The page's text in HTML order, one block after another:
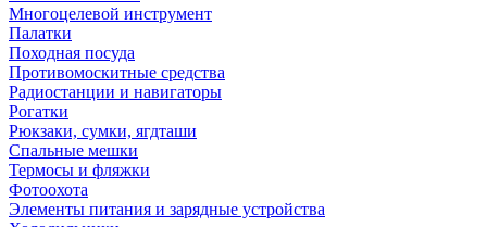
Многоцелевой инструмент
Палатки
Походная посуда
Противомоскитные средства
Радиостанции и навигаторы
Рогатки
Рюкзаки, сумки, ягдташи
Спальные мешки
Термосы и фляжки
Фотоохота
Элементы питания и зарядные устройства